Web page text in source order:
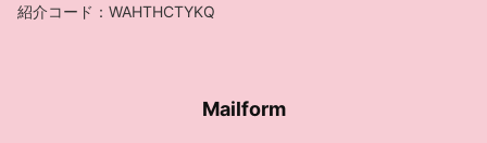
紹介コード：WAHTHCTYKQ
Mailform